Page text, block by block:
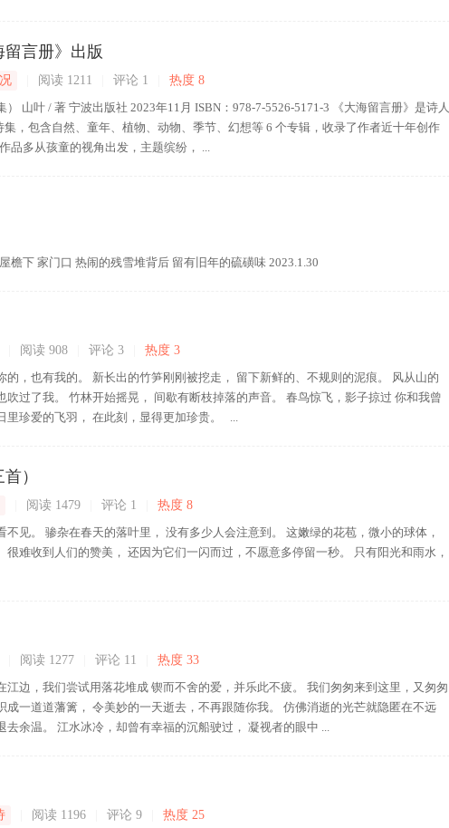
言册》出版
阅读 1211 评论 1
热度 8
） 山叶 / 著 宁波出版社 2023年11月 ISBN：978-7-5526-5171-3 《大海留言册》是诗人
，包含自然、童年、植物、动物、季节、幻想等 6 个专辑，收录了作者近十年创作
品多从孩童的视角出发，主题缤纷， ...
下 家门口 热闹的残雪堆背后 留有旧年的硫磺味 2023.1.30
阅读 908 评论 3
热度 3
的，也有我的。 新长出的竹笋刚刚被挖走， 留下新鲜的、不规则的泥痕。 风从山的
吹过了我。 竹林开始摇晃， 间歇有断枝掉落的声音。 春鸟惊飞，影子掠过 你和我曾
里珍爱的飞羽， 在此刻，显得更加珍贵。 ...
）
阅读 1479 评论 1
热度 8
不见。 骖杂在春天的落叶里， 没有多少人会注意到。 这嫩绿的花苞，微小的球体，
很难收到人们的赞美， 还因为它们一闪而过，不愿意多停留一秒。 只有阳光和雨水，
阅读 1277 评论 11
热度 33
，我们尝试用落花堆成 锲而不舍的爱，并乐此不疲。 我们匆匆来到这里，又匆匆
成一道道藩篱， 令美妙的一天逝去，不再跟随你我。 仿佛消逝的光芒就隐匿在不远
去余温。 江水冰冷，却曾有幸福的沉船驶过， 凝视者的眼中 ...
阅读 1196 评论 9
热度 25